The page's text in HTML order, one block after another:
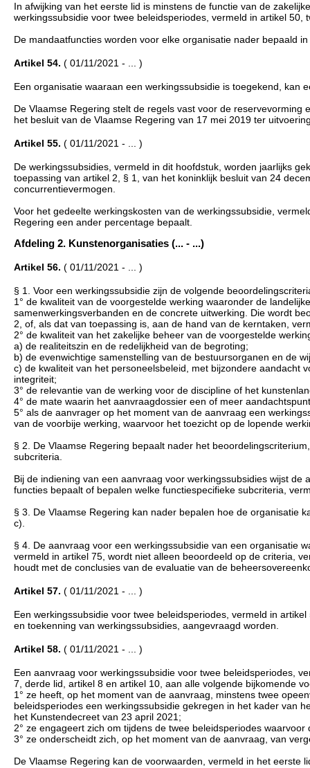
In afwijking van het eerste lid is minstens de functie van de
werkingssubsidie voor twee beleidsperiodes, vermeld in artikel 50,
De mandaatfuncties worden voor elke organisatie nader bepaald
Artikel 54. ( 01/11/2021 - ... )
Een organisatie waaraan een werkingssubsidie is toegekend, kan
De Vlaamse Regering stelt de regels vast voor de
het besluit van de Vlaamse Regering van 17 mei 2019 ter
Artikel 55. ( 01/11/2021 - ... )
De werkingssubsidies, vermeld in dit hoofdstuk, worden jaarlijks
toepassing van artikel 2, § 1, van het koninklijk besluit van 24
concurrentievermogen.
Voor het gedeelte werkingskosten van de werkingssubsidie,
Regering een ander percentage bepaalt.
Afdeling 2. Kunstenorganisaties (... - ...)
Artikel 56. ( 01/11/2021 - ... )
§ 1. Voor een werkingssubsidie zijn de volgende
1° de kwaliteit van de voorgestelde werking waaronder de
samenwerkingsverbanden en de concrete uitwerking. Die wordt
2, of, als dat van toepassing is, aan de hand van de kerntaken,
2° de kwaliteit van het zakelijke beheer van de voorgestelde
a) de realiteitszin en de redelijkheid van de begroting;
b) de evenwichtige samenstelling van de bestuursorganen en de
c) de kwaliteit van het personeelsbeleid, met bijzondere aandacht
integriteit;
3° de relevantie van de werking voor de discipline of het
4° de mate waarin het aanvraagdossier een of meer
5° als de aanvrager op het moment van de aanvraag een
van de voorbije werking, waarvoor het toezicht op de lopende
§ 2. De Vlaamse Regering bepaalt nader het
subcriteria.
Bij de indiening van een aanvraag voor werkingssubsidies wijst
functies bepaalt of bepalen welke functiespecifieke subcriteria,
§ 3. De Vlaamse Regering kan nader bepalen hoe de organisatie
c).
§ 4. De aanvraag voor een werkingssubsidie van een organisatie
vermeld in artikel 75, wordt niet alleen beoordeeld op de criteria,
houdt met de conclusies van de evaluatie van de
Artikel 57. ( 01/11/2021 - ... )
Een werkingssubsidie voor twee beleidsperiodes, vermeld in
en toekenning van werkingssubsidies, aangevraagd worden.
Artikel 58. ( 01/11/2021 - ... )
Een aanvraag voor werkingssubsidie voor twee beleidsperiodes,
7, derde lid, artikel 8 en artikel 10, aan alle volgende bijkomende
1° ze heeft, op het moment van de aanvraag, minstens twee
beleidsperiodes een werkingssubsidie gekregen in het kader van
het Kunstendecreet van 23 april 2021;
2° ze engageert zich om tijdens de twee beleidsperiodes
3° ze onderscheidt zich, op het moment van de aanvraag, van
De Vlaamse Regering kan de voorwaarden, vermeld in het eerste